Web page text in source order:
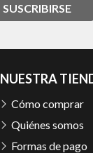
SUSCRIBIRSE
NUESTRA
Cómo comprar
Quiénes somos
Formas de pago